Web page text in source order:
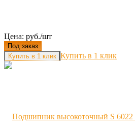
Цена: руб./шт
Под заказ
Купить в 1 клик